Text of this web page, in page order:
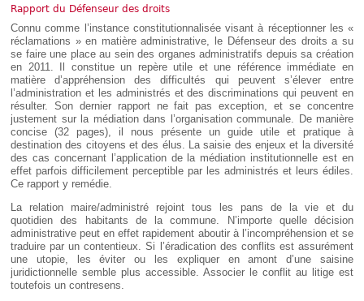
IT
Rapport du Défenseur des droits
Connu comme l’instance constitutionnalisée visant à réceptionner les «
réclamations » en matière administrative, le Défenseur des droits a su
se faire une place au sein des organes administratifs depuis sa création
en 2011. Il constitue un repère utile et une référence immédiate en
matière d’appréhension des difficultés qui peuvent s’élever entre
l’administration et les administrés et des discriminations qui peuvent en
résulter. Son dernier rapport ne fait pas exception, et se concentre
justement sur la médiation dans l’organisation communale. De manière
concise (32 pages), il nous présente un guide utile et pratique à
destination des citoyens et des élus. La saisie des enjeux et la diversité
des cas concernant l’application de la médiation institutionnelle est en
effet parfois difficilement perceptible par les administrés et leurs édiles.
Ce rapport y remédie.
La relation maire/administré rejoint tous les pans de la vie et du
quotidien des habitants de la commune. N’importe quelle décision
administrative peut en effet rapidement aboutir à l’incompréhension et se
traduire par un contentieux. Si l’éradication des conflits est assurément
une utopie, les éviter ou les expliquer en amont d’une saisine
juridictionnelle semble plus accessible. Associer le conflit au litige est
toutefois un contresens.